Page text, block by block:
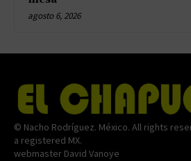
agosto 6, 2026
© Nacho Rodríguez. México. All rights
a registered MX.
webmaster David Vanoye